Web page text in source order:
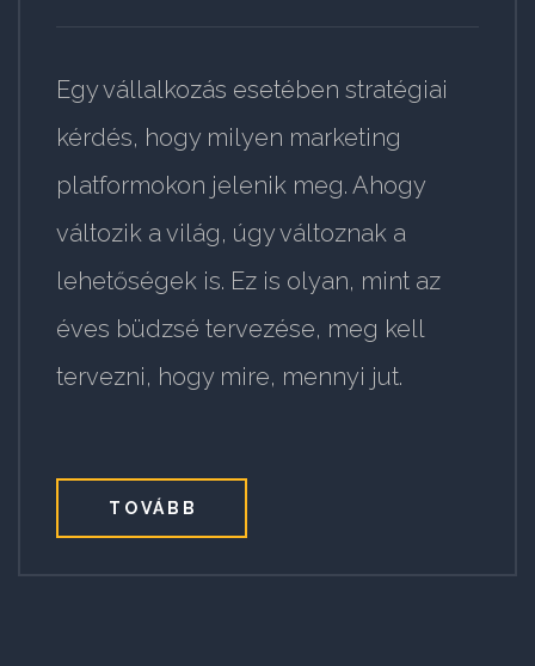
Egy vállalkozás esetében stratégiai
kérdés, hogy milyen marketing
platformokon jelenik meg. Ahogy
változik a világ, úgy változnak a
lehetőségek is. Ez is olyan, mint az
éves büdzsé tervezése, meg kell
tervezni, hogy mire, mennyi jut.
TOVÁBB